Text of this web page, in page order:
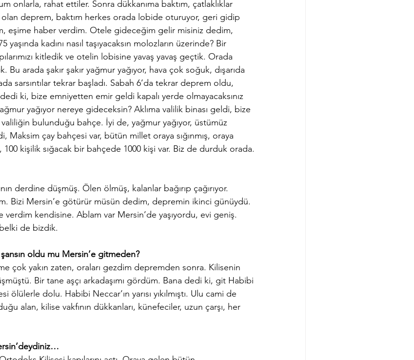
onlarla, rahat ettiler. Sonra dükkanıma baktım, çatlaklıklar
olan deprem, baktım herkes orada lobide oturuyor, geri gidip
eşime haber verdim. Otele gideceğim gelir misiniz dedim,
kadını nasıl taşıyacaksın molozların üzerinde? Bir
kitledik ve otelin lobisine yavaş yavaş geçtik. Orada
Bu arada şakır şakır yağmur yağıyor, hava çok soğuk, dışarıda
sarsıntılar tekrar başladı. Sabah 6’da tekrar deprem oldu,
ki, bize emniyetten emir geldi kapalı yerde olmayacaksınız
yağıyor nereye gideceksin? Aklıma valilik binası geldi, bize
valiliğin bulunduğu bahçe. İyi de, yağmur yağıyor, üstümüz
Maksim çay bahçesi var, bütün millet oraya sığınmış, oraya
kişilik sığacak bir bahçede 1000 kişi var. Biz de durduk orada.
derdine düşmüş. Ölen ölmüş, kalanlar bağırıp çağırıyor.
Bizi Mersin’e götürür müsün dedim, depremin ikinci günüydü.
kendisine. Ablam var Mersin’de yaşıyordu, evi geniş.
belki de bizdik.
oldu mu Mersin’e gitmeden?
çok yakın zaten, oraları gezdim depremden sonra. Kilisenin
Bir tane aşçı arkadaşımı gördüm. Bana dedi ki, git Habibi
ölülerle dolu. Habibi Neccar’ın yarısı yıkılmıştı. Ulu cami de
alan, kilise vakfının dükkanları, künefeciler, uzun çarşı, her